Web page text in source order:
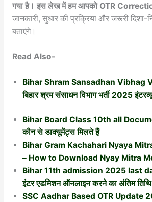
गया है। इस लेख में हम आपको OTR
जानकारी, सुधार की प्रक्रिया और जरूरी दिशा-
बताएंगे।
Read Also-
Bihar Shram Sansadhan Vibhag
बिहार श्रम संसाधन विभाग भर्ती 2025
Bihar Board Class 10th all
कौन से डाक्यूमेंट्स मिलते हैं
Bihar Gram Kachahari Nyaya
– How to Download Nyay Mitra
Bihar 11th admission 2025 last
इंटर एडमिशन ऑनलाइन करने का अंतिम तिथि
SSC Aadhar Based OTR Update